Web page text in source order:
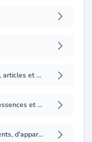
Commerce de détail d'appareils, articles et produits destinés à la filtration ou l'épuration des liquides et des gaz
Commerce de détail d'arômes, essences et colorants pour l'alimentation
Commerce de détail d'équipements, d'appareils et instruments de pesage, mesurage y compris leurs accessoires, pièces détachées et leurs consommables